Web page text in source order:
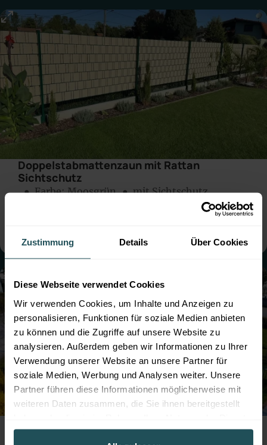
Zustimmung Details Über Cookies
Diese Webseite verwendet Cookies
Wir verwenden Cookies, um Inhalte und Anzeigen zu
personalisieren, Funktionen für soziale Medien anbieten
zu können und die Zugriffe auf unsere Website zu
analysieren. Außerdem geben wir Informationen zu Ihrer
Verwendung unserer Website an unsere Partner für
soziale Medien, Werbung und Analysen weiter. Unsere
Partner führen diese Informationen möglicherweise mit
weiteren Daten zusammen, die Sie ihnen bereitgestellt
gesammelt haben.
Doppelstabmattenzaun mit Rattan
Sichtschutz
● Farbe:Moosgrün ● mit Sichtschutz
● Steher: Standard
der Marktgemeinde Leobersdorf mit